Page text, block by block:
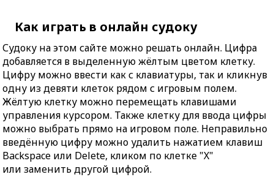
Как играть в онлайн судоку
Судоку на этом сайте можно решать онлайн. Цифра
добавляется в выделенную жёлтым цветом клетку.
Цифру можно ввести как с клавиатуры, так и кликнув
одну из девяти клеток рядом с игровым полем.
Жёлтую клетку можно перемещать клавишами
управления курсором. Также клетку для ввода цифры
можно выбрать прямо на игровом поле. Неправильно
введённую цифру можно удалить нажатием клавиш
Backspace или Delete, кликом по клетке "X"
или заменить другой цифрой.